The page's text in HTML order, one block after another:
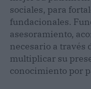
sociales, para
fundacionales.
asesoramiento,
necesario a través
multiplicar su
conocimiento por